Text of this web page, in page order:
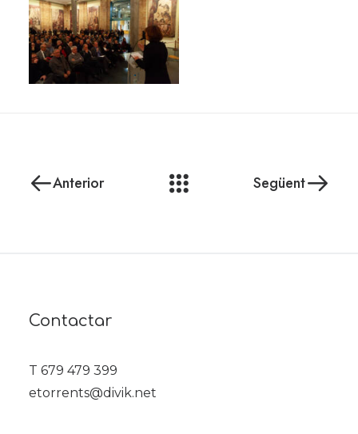
Anterior Següent
Contactar
T 679 479 399
etorrents@divik.net